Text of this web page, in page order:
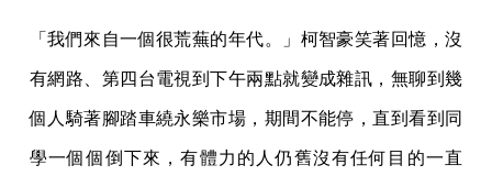
「我們來自一個很荒蕪的年代。」柯智豪笑著回憶，沒
有網路、第四台電視到下午兩點就變成雜訊，無聊到幾
個人騎著腳踏車繞永樂市場，期間不能停，直到看到同
學一個個倒下來，有體力的人仍舊沒有任何目的一直